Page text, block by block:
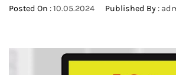
Posted On :10.05.2024 Published By :